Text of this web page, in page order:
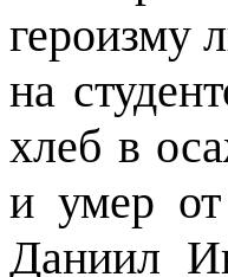
героизму
на
хлеб в
и умер
Даниил